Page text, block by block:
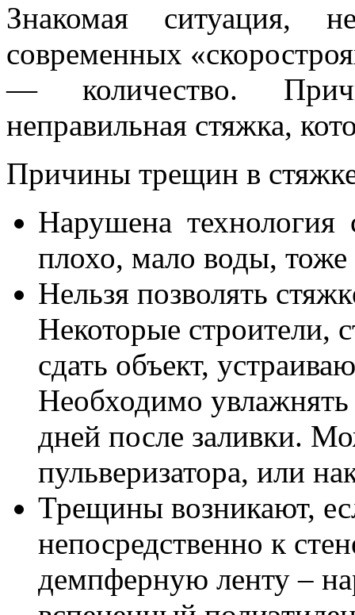
Знакомая ситуация,
современных
— количество.
неправильная стяжка,
Причины трещин в
Нарушена технология
плохо, мало воды,
Нельзя позволять
Некоторые строители,
сдать объект,
Необходимо увлажнять
дней после заливки.
пульверизатора, или
Трещины возникают,
непосредственно к
демпферную ленту –